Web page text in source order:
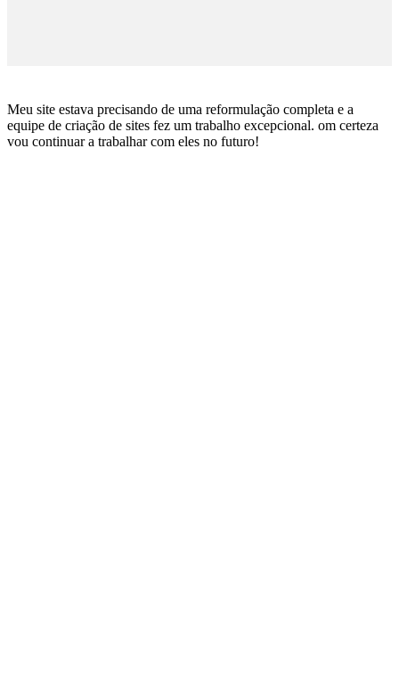
Meu site estava precisando de uma reformulação completa e a
equipe de criação de sites fez um trabalho excepcional. om certeza
vou continuar a trabalhar com eles no futuro!